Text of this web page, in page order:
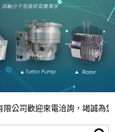
限公司歡迎來電洽詢，竭誠為您